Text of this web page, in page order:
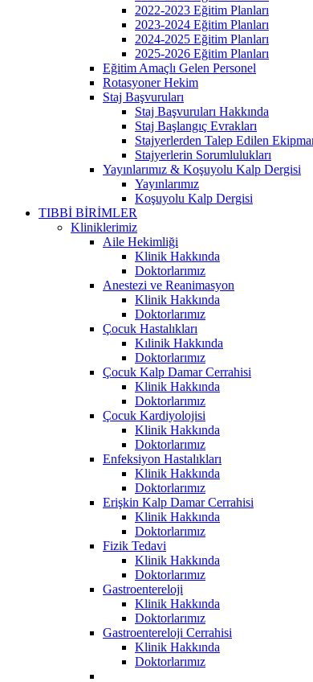
2022-2023 Eğitim Planları
2023-2024 Eğitim Planları
2024-2025 Eğitim Planları
2025-2026 Eğitim Planları
Eğitim Amaçlı Gelen Personel
Rotasyoner Hekim
Staj Başvuruları
Staj Başvuruları Hakkında
Staj Başlangıç Evrakları
Stajyerlerden Talep Edilen
Stajyerlerin Sorumlulukları
Yayınlarımız & Koşuyolu Kalp Dergisi
Yayınlarımız
Koşuyolu Kalp Dergisi
TIBBİ BİRİMLER
Kliniklerimiz
Aile Hekimliği
Klinik Hakkında
Doktorlarımız
Anestezi ve Reanimasyon
Klinik Hakkında
Doktorlarımız
Çocuk Hastalıkları
Kılinik Hakkında
Doktorlarımız
Çocuk Kalp Damar Cerrahisi
Klinik Hakkında
Doktorlarımız
Çocuk Kardiyolojisi
Klinik Hakkında
Doktorlarımız
Enfeksiyon Hastalıkları
Klinik Hakkında
Doktorlarımız
Erişkin Kalp Damar Cerrahisi
Klinik Hakkında
Doktorlarımız
Fizik Tedavi
Klinik Hakkında
Doktorlarımız
Gastroentereloji
Klinik Hakkında
Doktorlarımız
Gastroentereloji Cerrahisi
Klinik Hakkında
Doktorlarımız